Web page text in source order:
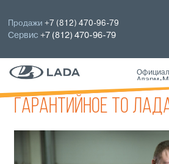
Продажи+7 (812) 470-96-79
Сервис+7 (812) 470-96-79
Аларм-
Гарантийное ТО